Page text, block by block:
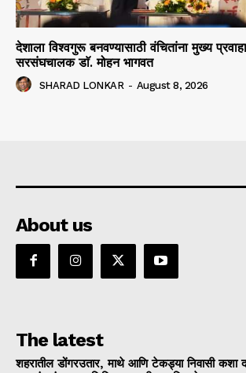
देशाला विश्वगुरू बनवण्यासाठी वंचितांना मुख्य
सरसंघचालक डाॅ. मोहन भागवत
SHARAD LONKAR - August 8, 2026
About us
The latest
शहरातील डोंगरउतार, माथे आणि टेकड्या निवासी कशा